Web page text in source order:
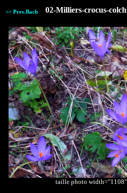
<< Prev.Bach 02-Milliers-crocus-
taille photo